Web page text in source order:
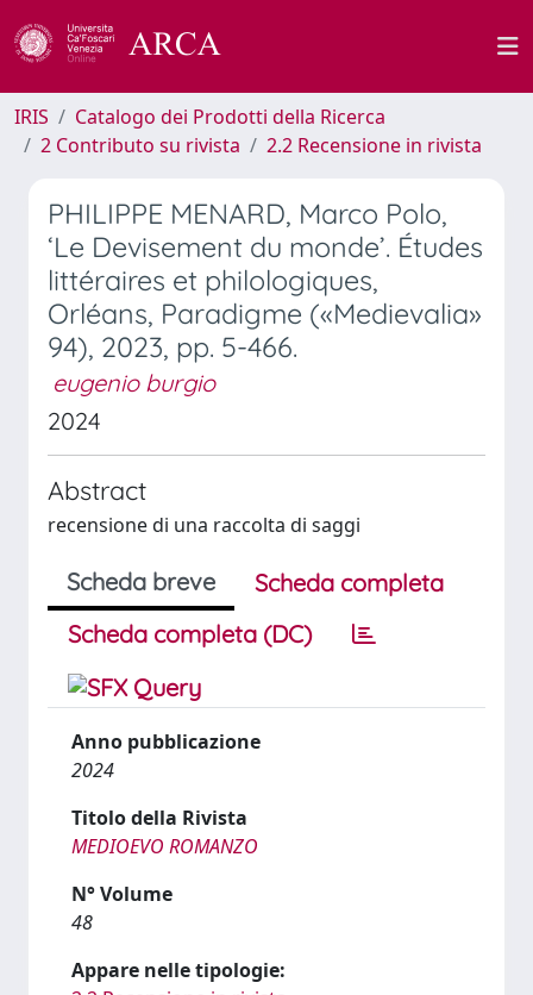
IRIS
Catalogo dei Prodotti della Ricerca
2 Contributo su rivista
2.2 Recensione in rivista
PHILIPPE MENARD, Marco Polo,
‘Le Devisement du monde’. Études
littéraires et philologiques,
Orléans, Paradigme («Medievalia»
94), 2023, pp. 5-466.
eugenio burgio
2024
Abstract
recensione di una raccolta di saggi
Scheda breve
Scheda completa
Scheda completa (DC)
Anno pubblicazione
2024
Titolo della Rivista
MEDIOEVO ROMANZO
N° Volume
48
Appare nelle tipologie: